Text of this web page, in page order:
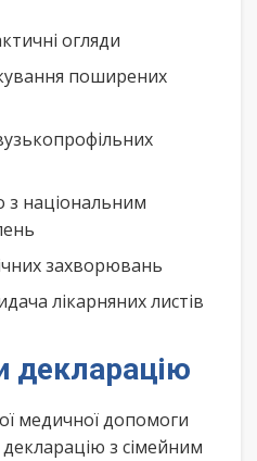
огляди
поширених
з національним
захворювань
лікарняних листів
декларацію
медичної допомоги
з сімейним